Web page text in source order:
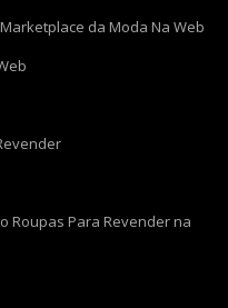
da Moda Na Web
Roupas Para Revender na